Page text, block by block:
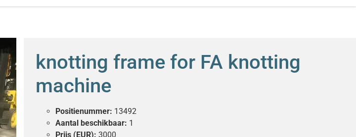
knotting frame for FA knotting
machine
Positienummer: 13492
Aantal beschikbaar: 1
Prijs (EUR): 3000